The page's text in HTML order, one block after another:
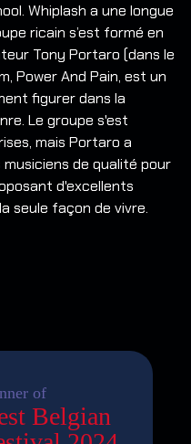
Whiplash a une longue
ricain s’est formé en
Tony Portaro (dans le
Power And Pain, est un
figurer dans la
Le groupe s'est
mais Portaro a
de qualité pour
d'excellents
seule façon de vivre.